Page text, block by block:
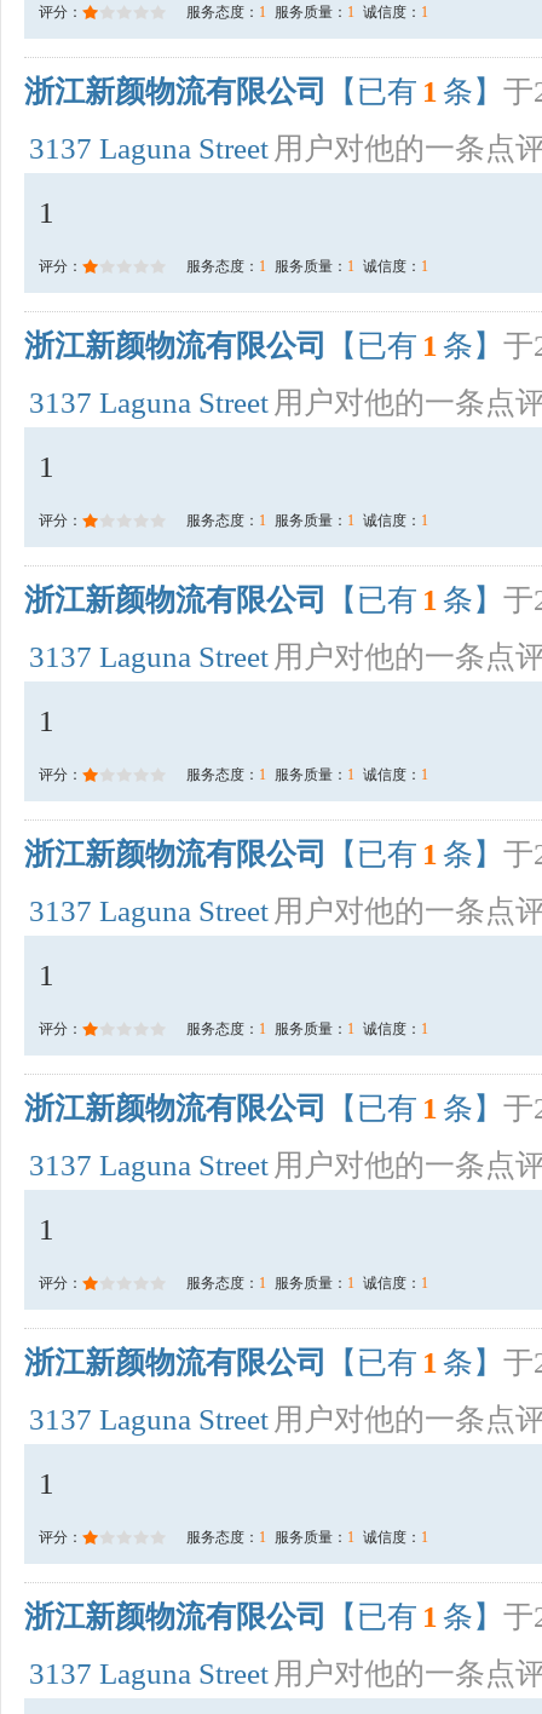
评分： 服务态度： 1 服务质量： 1 诚信度： 1
浙江新颜物流有限公司 【已有 1 条】 于
3137 Laguna Street 用户对他的一条点
1
评分： 服务态度： 1 服务质量： 1 诚信度： 1
浙江新颜物流有限公司 【已有 1 条】 于
3137 Laguna Street 用户对他的一条点
1
评分： 服务态度： 1 服务质量： 1 诚信度： 1
浙江新颜物流有限公司 【已有 1 条】 于
3137 Laguna Street 用户对他的一条点
1
评分： 服务态度： 1 服务质量： 1 诚信度： 1
浙江新颜物流有限公司 【已有 1 条】 于
3137 Laguna Street 用户对他的一条点
1
评分： 服务态度： 1 服务质量： 1 诚信度： 1
浙江新颜物流有限公司 【已有 1 条】 于
3137 Laguna Street 用户对他的一条点
1
评分： 服务态度： 1 服务质量： 1 诚信度： 1
浙江新颜物流有限公司 【已有 1 条】 于
3137 Laguna Street 用户对他的一条点
1
评分： 服务态度： 1 服务质量： 1 诚信度： 1
浙江新颜物流有限公司 【已有 1 条】 于
3137 Laguna Street 用户对他的一条点